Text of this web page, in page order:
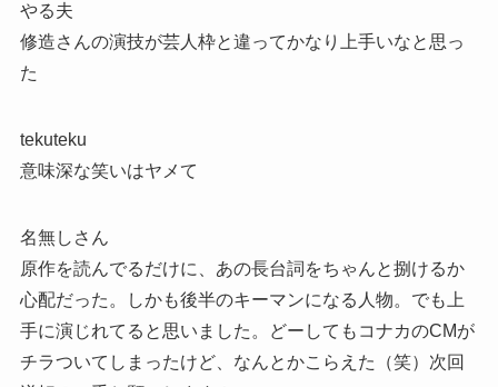
やる夫
修造さんの演技が芸人枠と違ってかなり上手いなと思っ
た
tekuteku
意味深な笑いはヤメて
名無しさん
原作を読んでるだけに、あの長台詞をちゃんと捌けるか
心配だった。しかも後半のキーマンになる人物。でも上
手に演じれてると思いました。どーしてもコナカのCMが
チラついてしまったけど、なんとかこらえた（笑）次回